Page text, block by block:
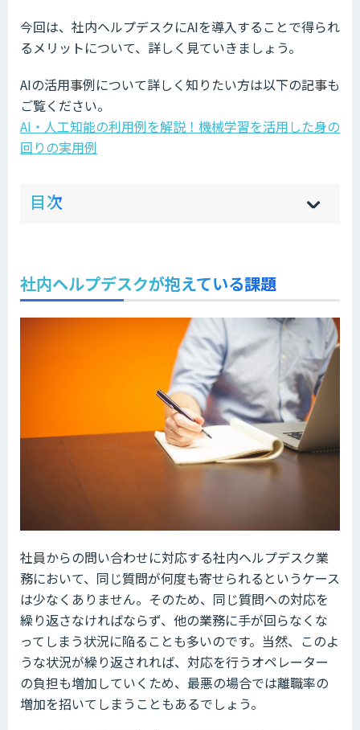
今回は、社内ヘルプデスクにAIを導入することで得られ
るメリットについて、詳しく見ていきましょう。
AIの活用事例について詳しく知りたい方は以下の記事も
ご覧ください。
AI・人工知能の利用例を解説！機械学習を活用した身の
回りの実用例
目次 hi
]
sh
]
社内ヘルプデスクが抱えている課題
社員からの問い合わせに対応する社内ヘルプデスク業
務において、同じ質問が何度も寄せられるというケース
は少なくありません。そのため、同じ質問への対応を
繰り返さなければならず、他の業務に手が回らなくな
ってしまう状況に陥ることも多いのです。当然、このよ
うな状況が繰り返されれば、対応を行うオペレーター
の負担も増加していくため、最悪の場合では離職率の
増加を招いてしまうこともあるでしょう。